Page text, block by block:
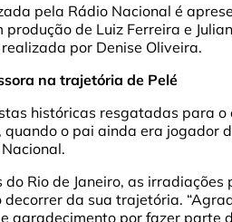
pela Rádio Nacional é
produção de Luiz Ferreira e
por Denise Oliveira.
na trajetória de Pelé
históricas resgatadas para
quando o pai ainda era jogador
do Rio de Janeiro, as
da sua trajetória.
agradecimento por fazer parte